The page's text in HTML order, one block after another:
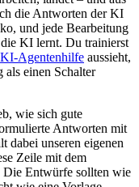
die Antworten der KI
und jede Bearbeitung
KI lernt. Du trainierst
KI-Agentenhilfe aussieht,
als einen Schalter
wie sich gute
Antworten mit
dabei unseren eigenen
Zeile mit dem
Die Entwürfe sollten wie